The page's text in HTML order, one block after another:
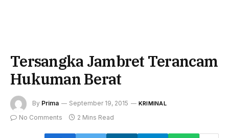
Tersangka Jambret Terancam
Hukuman Berat
By Prima September 19, 2015 KRIMINAL
No Comments 2 Mins Read